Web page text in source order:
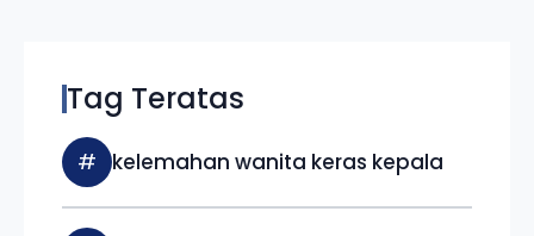
Tag Teratas
# kelemahan wanita keras kepala